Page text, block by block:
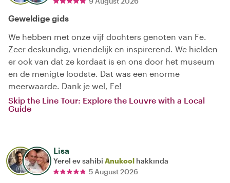
Geweldige gids
We hebben met onze vijf dochters genoten van Fe.
Zeer deskundig, vriendelijk en inspirerend. We hielden
er ook van dat ze kordaat is en ons door het museum
en de menigte loodste. Dat was een enorme
meerwaarde. Dank je wel, Fe!
Skip the Line Tour: Explore the Louvre with a Local
Guide
Lisa
Yerel ev sahibi Anukool hakkında
5 August 2026